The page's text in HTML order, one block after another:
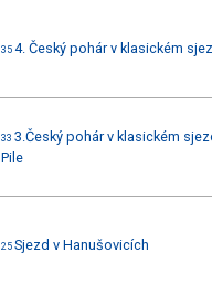
35 4. Český pohár v klasickém
33 3.Český pohár v klasickém
Pile
25 Sjezd v Hanušovicích